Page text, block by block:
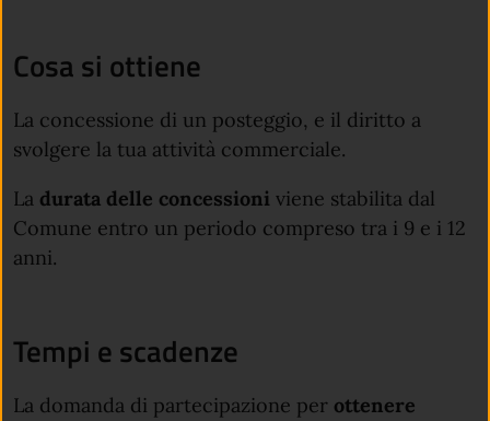
Cosa si ottiene
La concessione di un posteggio, e il diritto a
svolgere la tua attività commerciale.
La durata delle concessioni viene stabilita dal
Comune entro un periodo compreso tra i 9 e i 12
anni.
Tempi e scadenze
La domanda di partecipazione per ottenere